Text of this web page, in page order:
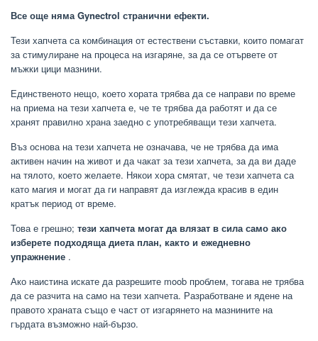
Все още няма Gynectrol странични ефекти.
Тези хапчета са комбинация от естествени съставки, които помагат
за стимулиране на процеса на изгаряне, за да се отървете от
мъжки цици мазнини.
Единственото нещо, което хората трябва да се направи по време
на приема на тези хапчета е, че те трябва да работят и да се
хранят правилно храна заедно с употребяващи тези хапчета.
Въз основа на тези хапчета не означава, че не трябва да има
активен начин на живот и да чакат за тези хапчета, за да ви даде
на тялото, което желаете. Някои хора смятат, че тези хапчета са
като магия и могат да ги направят да изглежда красив в един
кратък период от време.
Това е грешно; тези хапчета могат да влязат в сила само ако
изберете подходяща диета план, както и ежедневно
упражнение .
Ако наистина искате да разрешите moob проблем, тогава не трябва
да се разчита на само на тези хапчета. Разработване и ядене на
правото храната също е част от изгарянето на мазнините на
гърдата възможно най-бързо.